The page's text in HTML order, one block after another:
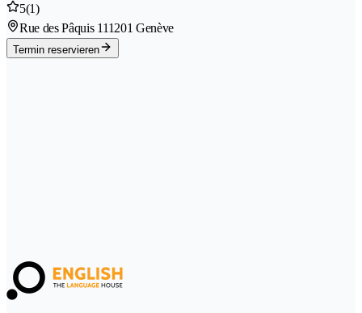
5(1)
Rue des Pâquis 111201 Genève
Termin reservieren